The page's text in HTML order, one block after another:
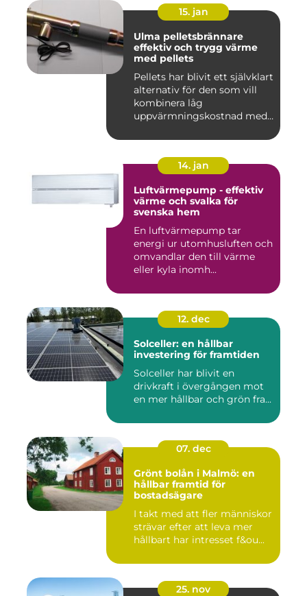
15. jan
Ulma pelletsbrännare
effektiv och trygg värme
med pellets
Pellets har blivit ett självklart
alternativ för den som vill
kombinera låg
uppvärmningskostnad med
14. jan
Luftvärmepump - effektiv
värme och svalka för
svenska hem
En luftvärmepump tar
energi ur utomhusluften och
omvandlar den till värme
eller kyla inomh...
12. dec
Solceller: en hållbar
investering för framtiden
Solceller har blivit en
drivkraft i övergången mot
en mer hållbar och grön fra...
07. dec
Grönt bolån i Malmö: en
hållbar framtid för
bostadsägare
I takt med att fler människor
strävar efter att leva mer
hållbart har intresset f&ou...
25. nov